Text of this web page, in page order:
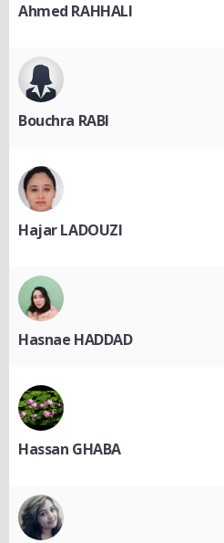
Ahmed RAHHALI
Bouchra RABI
Hajar LADOUZI
Hasnae HADDAD
Hassan GHABA